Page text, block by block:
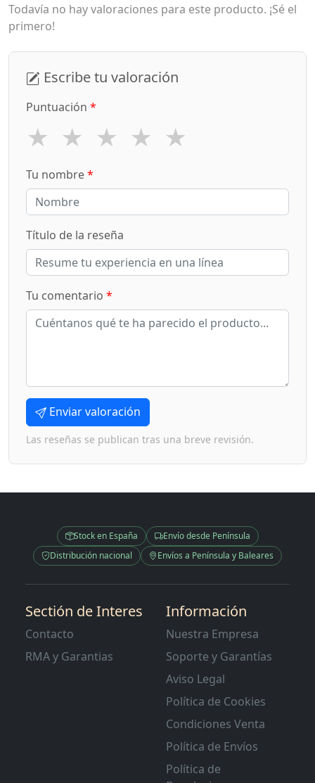
Todavía no hay valoraciones para este producto. ¡Sé el
primero!
Escribe tu valoración
Puntuación *
★ ★ ★ ★ ★
Tu nombre*
Título de la reseña
Tu comentario *
Enviar valoración
Las reseñas se publican tras una breve revisión.
Stock en España
Envío desde Península
Distribución nacional
Envíos a Península y Baleares
Sectión de Interes
Contacto
RMA y Garantias
Información
Nuestra Empresa
Soporte y Garantías
Aviso Legal
Política de Cookies
Condiciones Venta
Política de Envíos
Política de